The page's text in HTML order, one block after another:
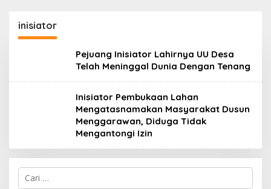
inisiator
Pejuang Inisiator Lahirnya UU Desa
Telah Meninggal Dunia Dengan Tenang
Inisiator Pembukaan Lahan
Mengatasnamakan Masyarakat Dusun
Menggarawan, Diduga Tidak
Mengantongi Izin
Cari
untuk: